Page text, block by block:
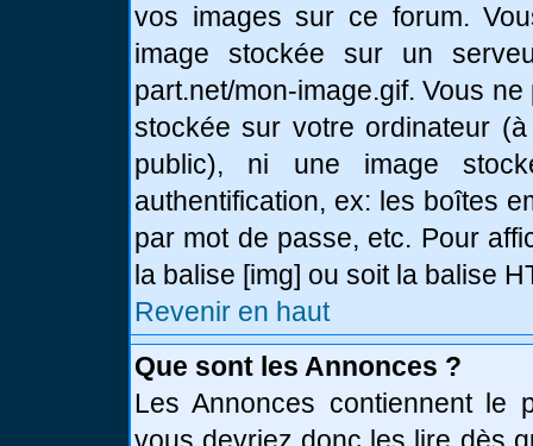
vos images sur ce forum.
image stockée sur un
part.net/mon-image.gif. Vous
stockée sur votre ordinateur
public), ni une image
authentification, ex: les boîtes
par mot de passe, etc. Pour
la balise [img] ou soit la balise
Revenir en haut
Que sont les Annonces ?
Les Annonces contiennent le